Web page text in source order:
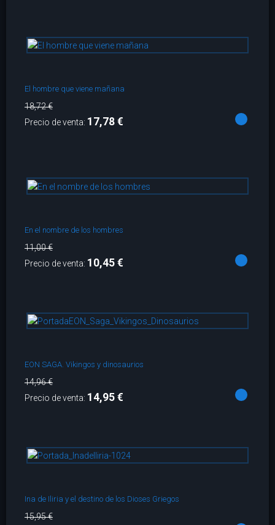
El hombre que viene mañana
18,72 €
Precio de venta: 17,78 €
En el nombre de los hombres
11,00 €
Precio de venta: 10,45 €
EON SAGA. Vikingos y dinosaurios
14,96 €
Precio de venta: 14,95 €
Ina de Iliria y el destino de los Dioses Griegos
15,95 €